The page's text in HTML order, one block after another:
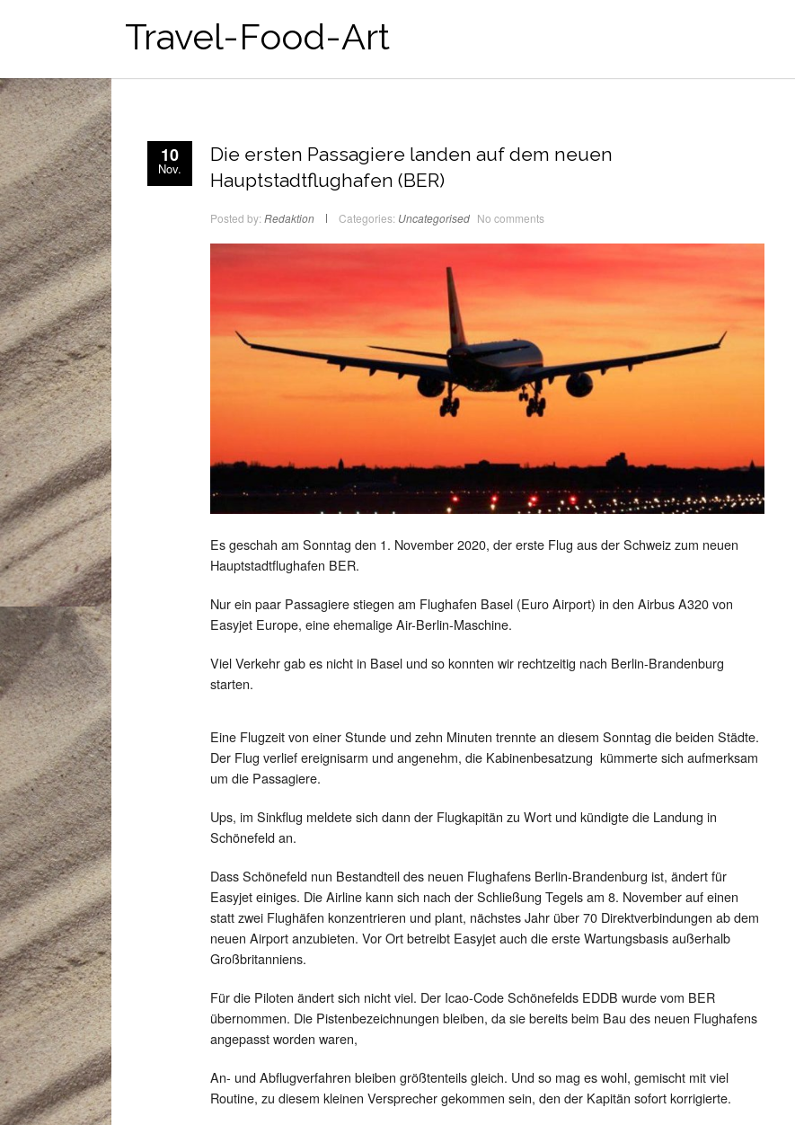
Travel-Food-Art
10
Nov.
Die ersten Passagiere landen auf dem neuen
Hauptstadtflughafen (BER)
Posted by: Redaktion Categories: Uncategorised No comments
Es geschah am Sonntag den 1. November 2020, der erste Flug aus der Schweiz zum neuen
Hauptstadtflughafen BER.
Nur ein paar Passagiere stiegen am Flughafen Basel (Euro Airport) in den Airbus A320 von
Easyjet Europe, eine ehemalige Air-Berlin-Maschine.
Viel Verkehr gab es nicht in Basel und so konnten wir rechtzeitig nach Berlin-Brandenburg
starten.
Eine Flugzeit von einer Stunde und zehn Minuten trennte an diesem Sonntag die beiden Städte.
Der Flug verlief ereignisarm und angenehm, die Kabinenbesatzung kümmerte sich aufmerksam
um die Passagiere.
Ups, im Sinkflug meldete sich dann der Flugkapitän zu Wort und kündigte die Landung in
Schönefeld an.
Dass Schönefeld nun Bestandteil des neuen Flughafens Berlin-Brandenburg ist, ändert für
Easyjet einiges. Die Airline kann sich nach der Schließung Tegels am 8. November auf einen
statt zwei Flughäfen konzentrieren und plant, nächstes Jahr über 70 Direktverbindungen ab dem
neuen Airport anzubieten. Vor Ort betreibt Easyjet auch die erste Wartungsbasis außerhalb
Großbritanniens.
Für die Piloten ändert sich nicht viel. Der Icao-Code Schönefelds EDDB wurde vom BER
übernommen. Die Pistenbezeichnungen bleiben, da sie bereits beim Bau des neuen Flughafens
angepasst worden waren,
An- und Abflugverfahren bleiben größtenteils gleich. Und so mag es wohl, gemischt mit viel
Routine, zu diesem kleinen Versprecher gekommen sein, den der Kapitän sofort korrigierte.